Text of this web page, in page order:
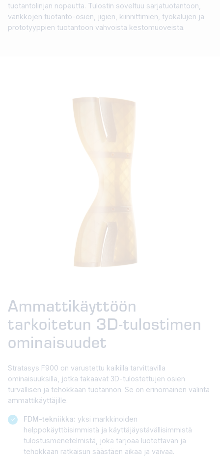
tuotantolinjan nopeutta. Tulostin soveltuu sarjatuotantoon,
vankkojen tuotanto-osien, jigien, kiinnittimien, työkalujen ja
prototyyppien tuotantoon vahvoista kestomuoveista.
Ammattikäyttöön
tarkoitetun 3D-tulostimen
ominaisuudet
Stratasys F900 on varustettu kaikilla tarvittavilla
ominaisuuksilla, jotka takaavat 3D-tulostettujen osien
turvallisen ja tehokkaan tuotannon. Se on erinomainen valinta
ammattikäyttäjille.
FDM-tekniikka: yksi markkinoiden
helppokäyttöisimmistä ja käyttäjäystävällisimmistä
tulostusmenetelmistä, joka tarjoaa luotettavan ja
tehokkaan ratkaisun säästäen aikaa ja vaivaa.